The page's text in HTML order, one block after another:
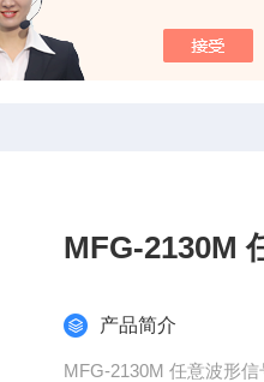
产品中心 固纬信号发生
产品简介
MFG-2130M 任意